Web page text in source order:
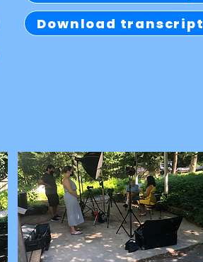
Download transcript